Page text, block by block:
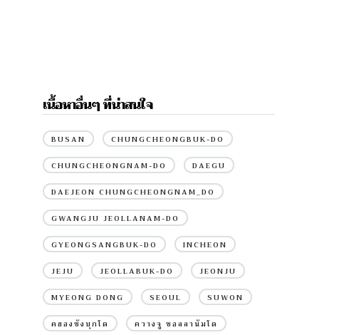
เนื้อหาอื่นๆ ที่น่าสนใจ
BUSAN CHUNGCHEONGBUK-DO
CHUNGCHEONGNAM-DO DAEGU
DAEJEON CHUNGCHEONGNAM_DO
GWANGJU JEOLLANAM-DO
GYEONGSANGBUK-DO INCHEON
JEJU JEOLLABUK-DO JEONJU
MYEONG DONG SEOUL SUWON
คยองซังบุกโด ควางจู ชอลลานัมโด